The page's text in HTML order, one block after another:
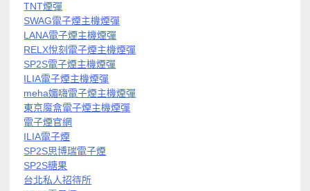
TNT煙彈
SWAG電子煙主機煙彈
LANA電子煙主機煙彈
RELX悅刻電子煙主機煙彈
SP2S電子煙主機煙彈
ILIA電子煙主機煙彈
meha媚嗨電子煙主機煙彈
東京魔盒電子煙主機煙彈
電子煙官網
ILIA電子煙
SP2S思博瑞電子煙
SP2S糖果
台北私人招待所